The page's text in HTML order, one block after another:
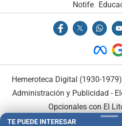
Notife
Hemeroteca Digital (1930-1979)
Administración y Publicidad -
Opcionales con El
TE PUEDE INTERESAR